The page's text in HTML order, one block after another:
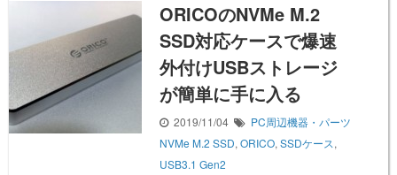
ORICOのNVMe M.2
SSD対応ケースで爆速
外付けUSBストレージ
が簡単に手に入る
2019/11/04
PC周辺機器・パーツ
NVMe M.2 SSD, ORICO, SSDケース,
USB3.1 Gen2